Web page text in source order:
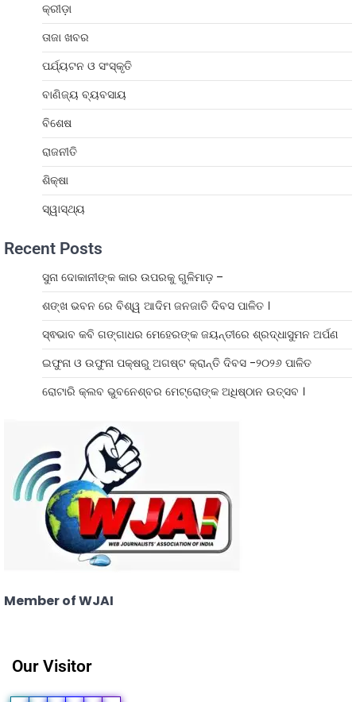
କ୍ରୀଡ଼ା
ତାଜା ଖବର
ପର୍ଯ୍ୟଟନ ଓ ସଂସ୍କୃତି
ବାଣିଜ୍ୟ ବ୍ୟବସାୟ
ବିଶେଷ
ରାଜନୀତି
ଶିକ୍ଷା
ସ୍ୱାସ୍ଥ୍ୟ
Recent Posts
ସୁନା ଦୋକାନୀଙ୍କ କାର ଉପରକୁ ଗୁଳିମାଡ଼ –
ଶଙ୍ଖ ଭବନ ରେ ବିଶ୍ୱ ଆଦିମ ଜନଜାତି ଦିବସ ପାଳିତ ।
ସ୍ଵଭାବ କବି ଗଙ୍ଗାଧର ମେହେରଙ୍କ ଜୟନ୍ତୀରେ ଶ୍ରଦ୍ଧାସୁମନ ଅର୍ପଣ
ଇଫୁନା ଓ ଉଫୁନା ପକ୍ଷରୁ ଅଗଷ୍ଟ କ୍ରାନ୍ତି ଦିବସ -୨୦୨୬ ପାଳିତ
ରୋଟାରି କ୍ଲବ ଭୁବନେଶ୍ବର ମେଟ୍ରୋଙ୍କ ଅଧିଷ୍ଠାନ ଉତ୍ସବ ।
Member of WJAI
Our Visitor